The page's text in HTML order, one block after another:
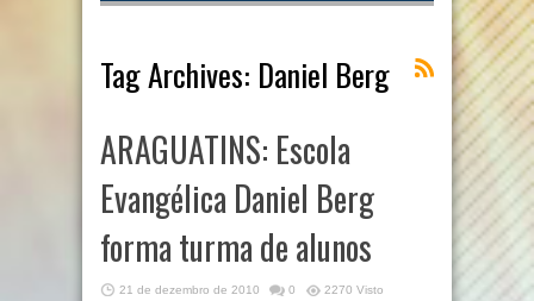
Tag Archives: Daniel Berg
ARAGUATINS: Escola
Evangélica Daniel Berg
forma turma de alunos
21 de dezembro de 2010 0 2270 Visto